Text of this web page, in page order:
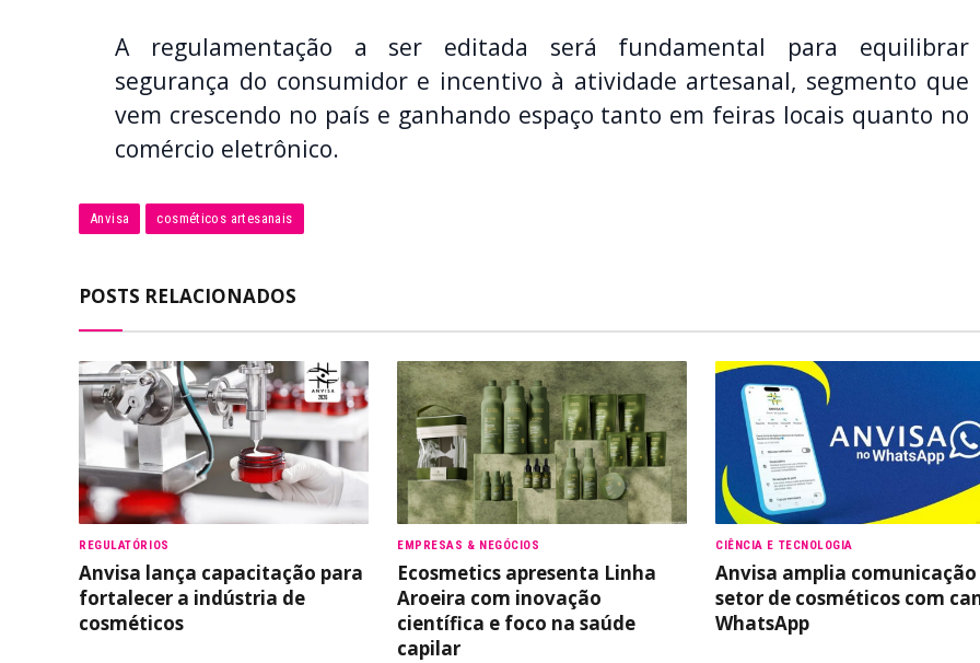
A regulamentação a ser editada será fundamental para equilibrar
segurança do consumidor e incentivo à atividade artesanal, segmento que
vem crescendo no país e ganhando espaço tanto em feiras locais quanto no
comércio eletrônico.
Anvisa cosméticos artesanais
POSTS RELACIONADOS
REGULATÓRIOS
Anvisa lança capacitação para
fortalecer a indústria de
cosméticos
EMPRESAS & NEGÓCIOS
Ecosmetics apresenta Linha
Aroeira com inovação
científica e foco na saúde
capilar
CIÊNCIA E TECNOLOGIA
Anvisa amplia
setor de cosméticos com
WhatsApp